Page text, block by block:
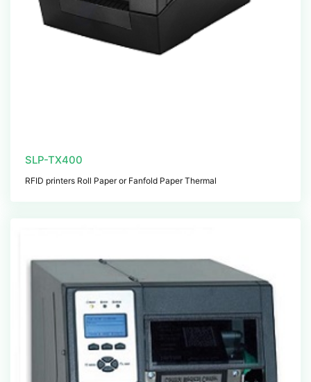
SLP-TX400
RFID printers Roll Paper or Fanfold Paper Thermal